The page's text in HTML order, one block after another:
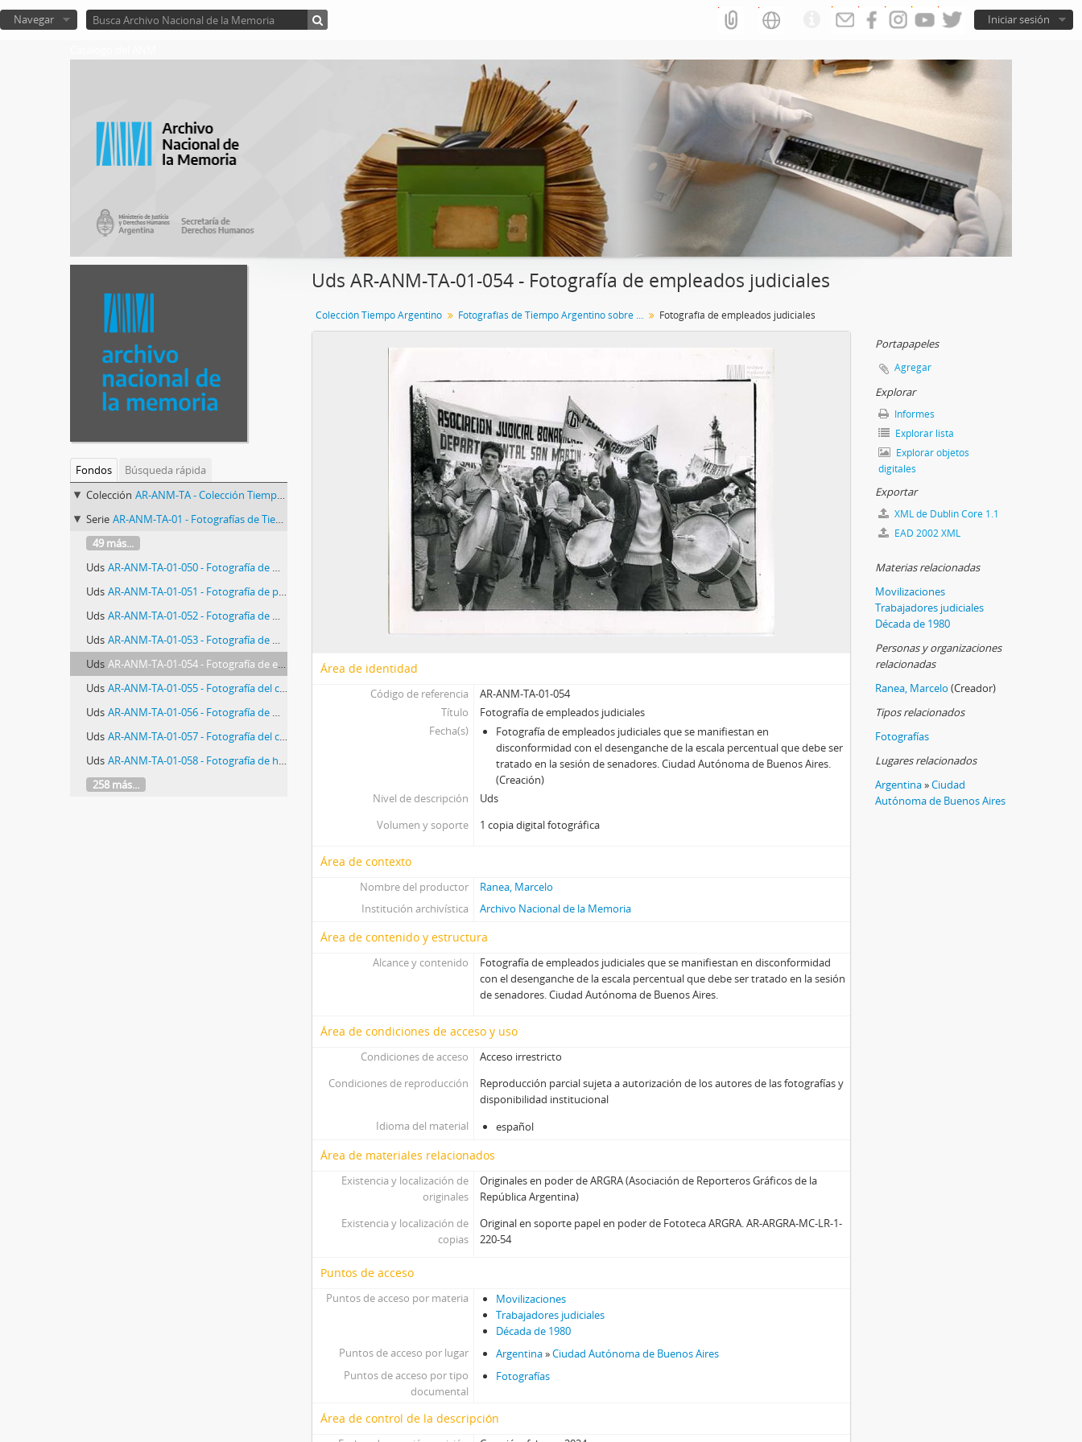
Iniciar sesión
Navegar
Fondos
Búsqueda rápida
Colección AR-ANM-TA - Colección Tiempo Argentino
Serie AR-ANM-TA-01 - Fotografías de Tiempo Argentino sobre Derechos Humanos
49 más...
Uds AR-ANM-TA-01-050 - Fotografía de Madre de Plaza de Mayo
Uds AR-ANM-TA-01-051 - Fotografía de policías en el Cementerio de Moreno
Uds AR-ANM-TA-01-052 - Fotografía de manifestación en la Cámara Federal
Uds AR-ANM-TA-01-053 - Fotografía de Madres de Plaza de Mayo
Uds AR-ANM-TA-01-054 - Fotografía de empleados judiciales
Uds AR-ANM-TA-01-055 - Fotografía del cementerio de Granadero Baigorria
Uds AR-ANM-TA-01-056 - Fotografía de médicos forenses
Uds AR-ANM-TA-01-057 - Fotografía del cementerio de Granadero Baigorria
Uds AR-ANM-TA-01-058 - Fotografía de hallazgo de restos óseos
258 más...
Uds AR-ANM-TA-01-054 - Fotografía de empleados judiciales
Colección Tiempo Argentino Fotografías de Tiempo Argentino sobre Derechos Humanos Fotografía de empleados judiciales
Área de identidad
Código de referencia
AR-ANM-TA-01-054
Título
Fotografía de empleados judiciales
Fecha(s)
Fotografía de empleados judiciales que se manifiestan en
disconformidad con el desenganche de la escala percentual que debe ser
tratado en la sesión de senadores. Ciudad Autónoma de Buenos Aires.
(Creación)
Nivel de descripción
Uds
Volumen y soporte
1 copia digital fotográfica
Área de contexto
Nombre del productor
Ranea, Marcelo
Institución archivística
Archivo Nacional de la Memoria
Área de contenido y estructura
Alcance y contenido
Fotografía de empleados judiciales que se manifiestan en disconformidad
con el desenganche de la escala percentual que debe ser tratado en la sesión
de senadores. Ciudad Autónoma de Buenos Aires.
Área de condiciones de acceso y uso
Condiciones de acceso
Acceso irrestricto
Condiciones de reproducción
Reproducción parcial sujeta a autorización de los autores de las fotografías y
disponibilidad institucional
Idioma del material
español
Área de materiales relacionados
Existencia y localización de
originales
Originales en poder de ARGRA (Asociación de Reporteros Gráficos de la
República Argentina)
Existencia y localización de
copias
Original en soporte papel en poder de Fototeca ARGRA. AR-ARGRA-MC-LR-1-
220-54
Puntos de acceso
Puntos de acceso por materia
Movilizaciones
Trabajadores judiciales
Década de 1980
Puntos de acceso por lugar
Argentina»Ciudad Autónoma de Buenos Aires
Puntos de acceso por tipo
documental
Fotografías
Área de control de la descripción
Portapapeles
Agregar
Explorar
Informes
Explorar lista
Explorar objetos
digitales
Exportar
XML de Dublin Core 1.1
EAD 2002 XML
Materias relacionadas
Movilizaciones
Trabajadores judiciales
Década de 1980
Personas y organizaciones
relacionadas
Ranea, Marcelo (Creador)
Tipos relacionados
Fotografías
Lugares relacionados
Argentina»Ciudad
Autónoma de Buenos Aires